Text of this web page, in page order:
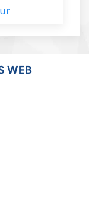
WEB